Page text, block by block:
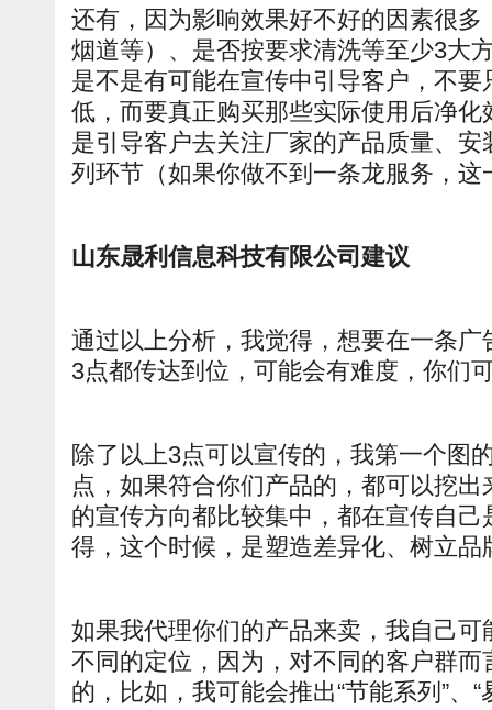
还有，因为影响效果好不好的因素很
烟道等）、是否按要求清洗等至少3大
是不是有可能在宣传中引导客户，不
低，而要真正购买那些实际使用后净
是引导客户去关注厂家的产品质量、
列环节（如果你做不到一条龙服务，这
山东晟利信息科技有限公司建议
通过以上分析，我觉得，想要在一条
3点都传达到位，可能会有难度，你们
除了以上3点可以宣传的，我第一个图
点，如果符合你们产品的，都可以挖
的宣传方向都比较集中，都在宣传自
得，这个时候，是塑造差异化、树立品
如果我代理你们的产品来卖，我自己
不同的定位，因为，对不同的客户群
的，比如，我可能会推出“节能系列”、